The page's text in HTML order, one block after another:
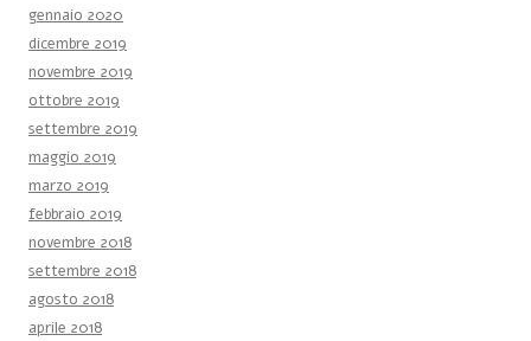
gennaio 2020
dicembre 2019
novembre 2019
ottobre 2019
settembre 2019
maggio 2019
marzo 2019
febbraio 2019
novembre 2018
settembre 2018
agosto 2018
aprile 2018